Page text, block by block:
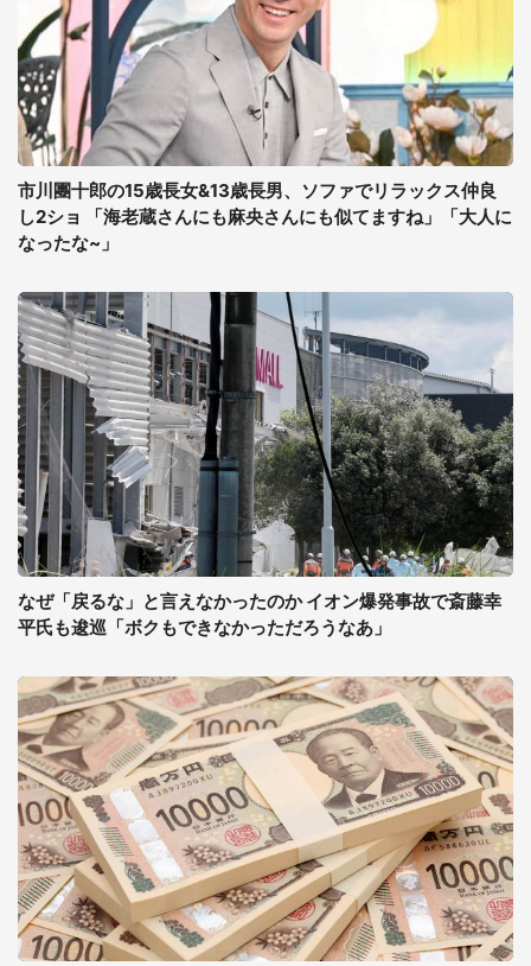
市川團十郎の15歳長女&13歳長男、ソファでリラックス仲良
し2ショ 「海老蔵さんにも麻央さんにも似てますね」「大人に
なったな~」
なぜ「戻るな」と言えなかったのか イオン爆発事故で斎藤幸
平氏も逡巡「ボクもできなかっただろうなあ」